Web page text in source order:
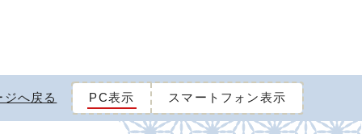
ジへ戻る PC表示 スマートフォン表示